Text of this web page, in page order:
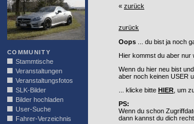
COMMUNITY
Stammtische
Veranstaltungen
Veranstaltungsfotos
SLK-Bilder
Bilder hochladen
User-Suche
Fahrer-Verzeichnis
« zurück
zurück
Oops ... du bist ja noch
Hier kommst du aber nur
Wenn du hier neu bist
aber noch keinen USER
... klicke bitte HIER , um
PS:
Wenn du schon
dann kannst du dich